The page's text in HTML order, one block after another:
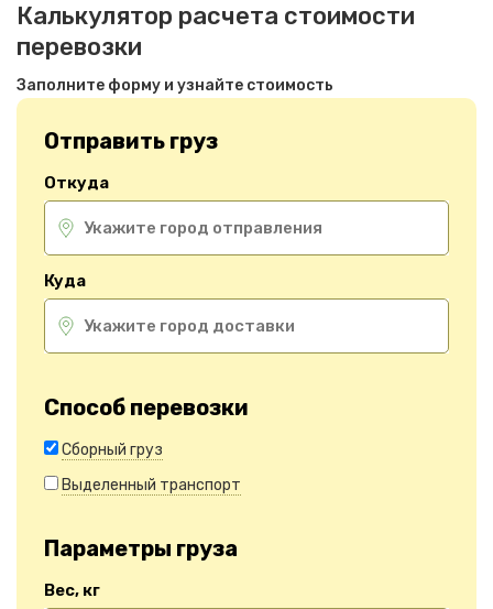
Калькулятор расчета стоимости
перевозки
Заполните форму и узнайте стоимость
Отправить груз
Откуда
Куда
Способ перевозки
Сборный груз
Выделенный транспорт
Параметры груза
Вес, кг